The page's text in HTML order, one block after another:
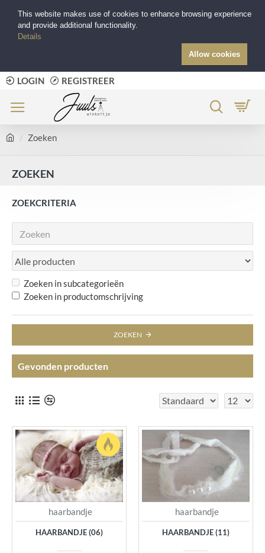
LOGIN REGISTREER
Zoeken
ZOEKEN
ZOEKCRITERIA
Zoeken in subcategorieën
Zoeken in productomschrijving
ZOEKEN
Gevonden producten
haarbandje
HAARBANDJE (06)
haarbandje
HAARBANDJE (11)
This website makes use of cookies to enhance browsing experience
and provide additional functionality.
Details
Allow cookies